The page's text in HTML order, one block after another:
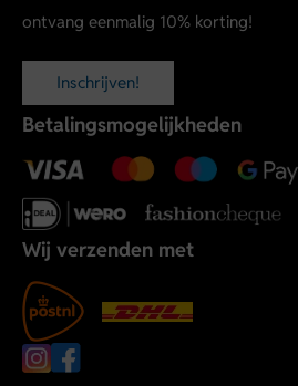
ontvang eenmalig 10% korting!
Inschrijven!
Betalingsmogelijkheden
Wij verzenden met